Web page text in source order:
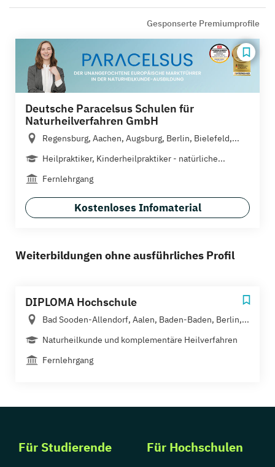
Gesponserte Premiumprofile
Deutsche Paracelsus Schulen für
Naturheilverfahren GmbH
Regensburg, Aachen, Augsburg, Berlin, Bielefeld,...
Heilpraktiker, Kinderheilpraktiker - natürliche...
Fernlehrgang
Kostenloses Infomaterial
Weiterbildungen ohne ausführliches Profil
DIPLOMA Hochschule
Bad Sooden-Allendorf, Aalen, Baden-Baden, Berlin,...
Naturheilkunde und komplementäre Heilverfahren
Fernlehrgang
Für Studierende Für Hochschulen